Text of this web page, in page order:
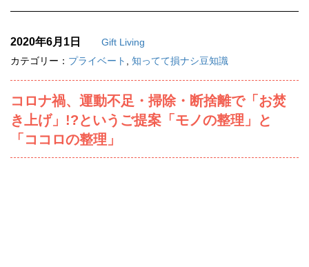
2020年6月1日
Gift Living
カテゴリー： プライベート , 知ってて損ナシ豆知識
コロナ禍、運動不足・掃除・断捨離で「お焚
き上げ」!?というご提案「モノの整理」と
「ココロの整理」